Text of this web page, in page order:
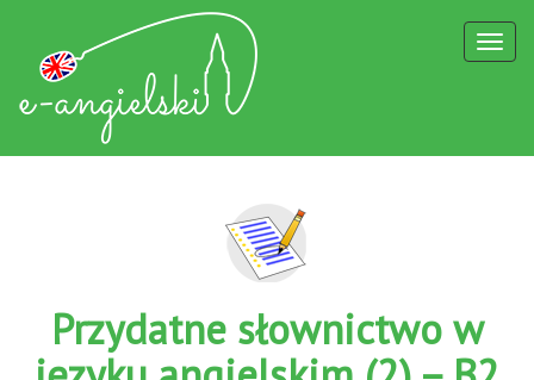
Przydatne słownictwo w